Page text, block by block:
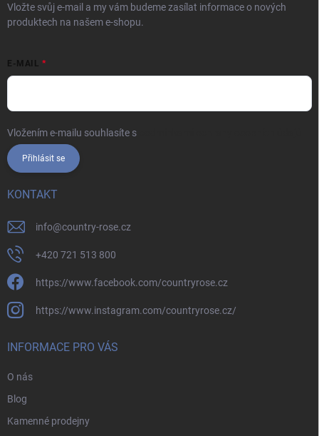
Vložte svůj e-mail a my vám budeme zasílat informace o nových
produktech na našem e-shopu.
E-MAIL
Vložením e-mailu souhlasíte s
Přihlásit se
KONTAKT
info@country-rose.cz
+420 721 513 800
https://www.facebook.com/countryrose.cz
https://www.instagram.com/countryrose.cz/
INFORMACE PRO VÁS
O nás
Blog
Kamenné prodejny